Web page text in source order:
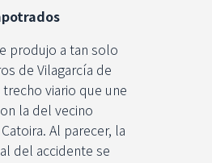
produjo a tan solo
de Vilagarcía de
viario que une
la del vecino
Al parecer, la
del accidente se